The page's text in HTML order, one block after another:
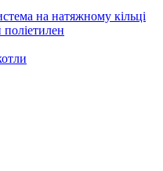
на натяжному кільці